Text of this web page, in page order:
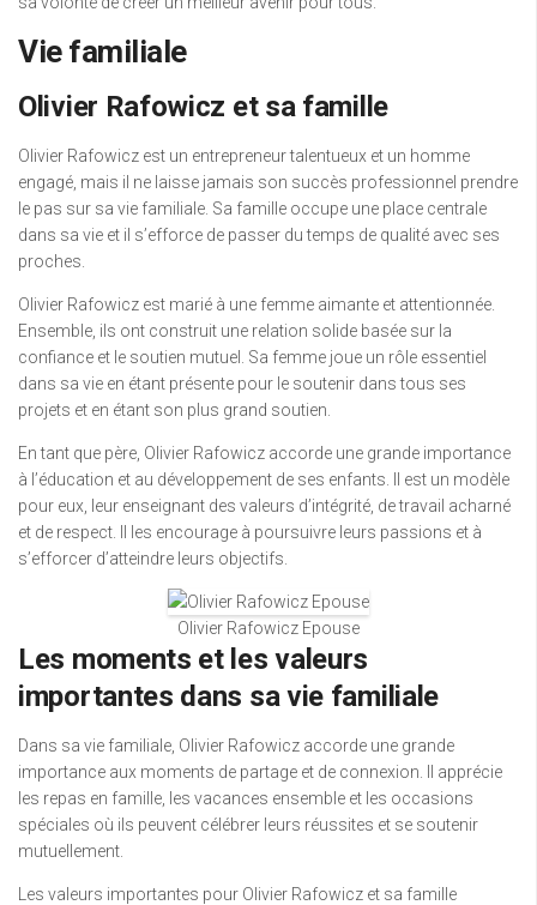
Vie familiale
Olivier Rafowicz et sa famille
Olivier Rafowicz est un entrepreneur talentueux et un homme
engagé, mais il ne laisse jamais son succès professionnel prendre
le pas sur sa vie familiale. Sa famille occupe une place centrale
dans sa vie et il s’efforce de passer du temps de qualité avec ses
proches.
Olivier Rafowicz est marié à une femme aimante et attentionnée.
Ensemble, ils ont construit une relation solide basée sur la
confiance et le soutien mutuel. Sa femme joue un rôle essentiel
dans sa vie en étant présente pour le soutenir dans tous ses
projets et en étant son plus grand soutien.
En tant que père, Olivier Rafowicz accorde une grande importance
à l’éducation et au développement de ses enfants. Il est un modèle
pour eux, leur enseignant des valeurs d’intégrité, de travail acharné
et de respect. Il les encourage à poursuivre leurs passions et à
s’efforcer d’atteindre leurs objectifs.
Olivier Rafowicz Epouse
Les moments et les valeurs
importantes dans sa vie familiale
Dans sa vie familiale, Olivier Rafowicz accorde une grande
importance aux moments de partage et de connexion. Il apprécie
les repas en famille, les vacances ensemble et les occasions
spéciales où ils peuvent célébrer leurs réussites et se soutenir
mutuellement.
Les valeurs importantes pour Olivier Rafowicz et sa famille